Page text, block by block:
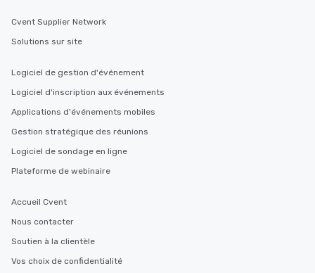
Cvent Supplier Network
Solutions sur site
Logiciel de gestion d'événement
Logiciel d'inscription aux événements
Applications d'événements mobiles
Gestion stratégique des réunions
Logiciel de sondage en ligne
Plateforme de webinaire
Accueil Cvent
Nous contacter
Soutien à la clientèle
Vos choix de confidentialité